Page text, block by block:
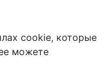
cookie, которые
можете